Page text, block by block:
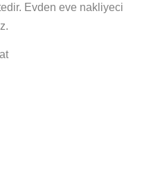
Evden eve nakliyeci